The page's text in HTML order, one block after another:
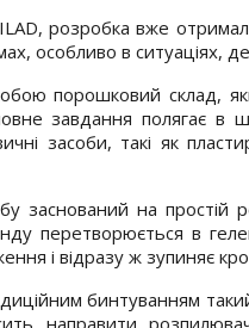
розробка вже
особливо в ситуаціях,
порошковий склад,
завдання полягає в
засоби, такі як
заснований на простій
перетворюється в
і відразу ж зупиняє
бинтуванням
направити